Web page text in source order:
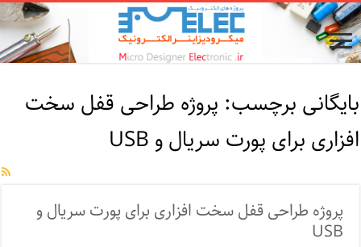
بایگانی برچسب: پروژه طراحی قفل سخت
افزاری برای پورت سریال و USB
پروژه طراحی قفل سخت افزاری برای پورت سریال و
USB